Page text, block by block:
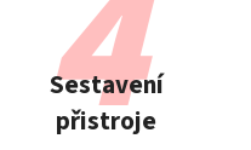
Sestavení
přistroje